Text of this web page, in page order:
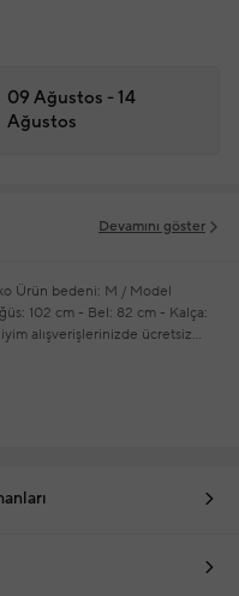
09 Ağustos - 14
Ağustos
Devamını göster
Ürün bedeni: M / Model
102 cm - Bel: 82 cm - Kalça:
alışverişlerinizde ücretsiz